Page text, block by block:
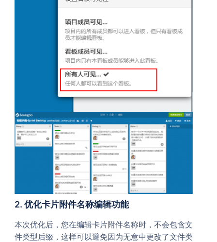
2. 优化卡片附件名称编辑功能
本次优化后，您在编辑卡片附件名称时，不会包含文
件类型后缀，这样可以避免因为无意中更改了文件类